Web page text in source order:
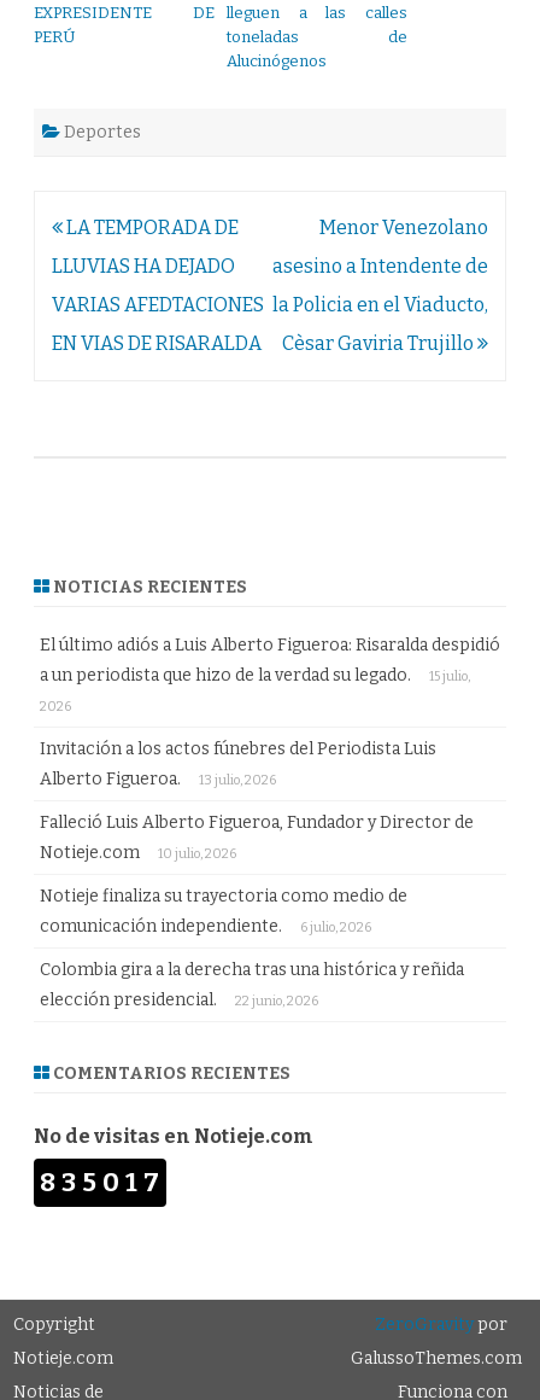
EXPRESIDENTE DE
PERÚ
lleguen a las calles
toneladas de
Alucinógenos
Deportes
Navegación
de
entradas
LA TEMPORADA DE
LLUVIAS HA DEJADO
VARIAS AFEDTACIONES
EN VIAS DE RISARALDA
Menor Venezolano
asesino a Intendente de
la Policia en el Viaducto,
Cèsar Gaviria Trujillo
NOTICIAS RECIENTES
El último adiós a Luis Alberto Figueroa: Risaralda despidió
a un periodista que hizo de la verdad su legado.
15 julio,
2026
Invitación a los actos fúnebres del Periodista Luis
Alberto Figueroa.
13 julio, 2026
Falleció Luis Alberto Figueroa, Fundador y Director de
Notieje.com
10 julio, 2026
Notieje finaliza su trayectoria como medio de
comunicación independiente.
6 julio, 2026
Colombia gira a la derecha tras una histórica y reñida
elección presidencial.
22 junio, 2026
COMENTARIOS RECIENTES
No de visitas en Notieje.com
835017
Copyright
Notieje.com
Noticias de
ZeroGravitypor
GalussoThemes.com
Funciona con